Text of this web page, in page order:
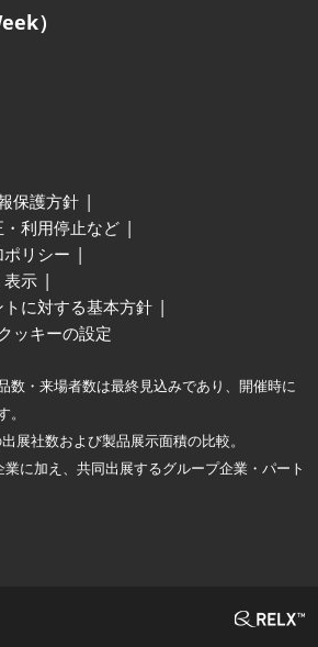
）
保護方針
利用停止など
リシー
表示
に対する基本方針
クッキーの設定
数・来場者数は最終見込みであり、開催時に
展社数および製品展示面積の比較。
に加え、共同出展するグループ企業・パート